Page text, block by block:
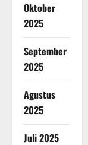
Oktober
2025
September
2025
Agustus
2025
Juli 2025